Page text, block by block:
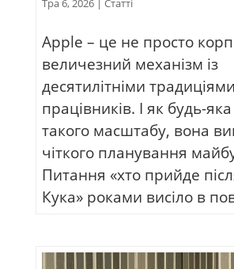
Тра 6, 2026| Статті
Apple – це не просто
величезний механізм із
десятилітніми
працівників. І як будь-
такого масштабу, вона
чіткого планування
Питання «хто прийде
Кука» роками висіло в